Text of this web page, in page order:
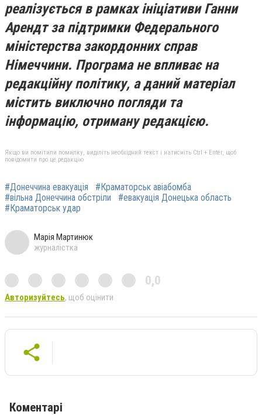
реалізується в рамках ініціативи Ганни
Арендт за підтримки Федерального
міністерства закордонних справ
Німеччини. Програма не впливає на
редакційну політику, а даний матеріал
містить виключно погляди та
інформацію, отриману редакцією.
Якщо ви помітили помилку, виділіть необхідний текст і натисніть Ctrl + Enter, щоб
повідомити про це редакцію
#Донеччина евакуація
#Краматорськ авіабомба
#вільна Донеччина обстріли
#евакуація Донецька область
#Краматорськ удар
Марія Мартинюк
журналістка
0,0
Авторизуйтесь, щоб оцінити
Коментарі